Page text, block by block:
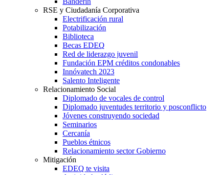
RSE y Ciudadanía Corporativa
Electrificación rural
Potabilización
Biblioteca
Becas EDEQ
Red de liderazgo juvenil
Fundación EPM créditos condonables
Innóvatech 2023
Salento Inteligente
Relacionamiento Social
Diplomado de vocales de control
Diplomado juventudes territorio y posconflicto
Jóvenes construyendo sociedad
Seminarios
Cercanía
Pueblos étnicos
Relacionamiento sector Gobierno
Mitigación
EDEQ te visita